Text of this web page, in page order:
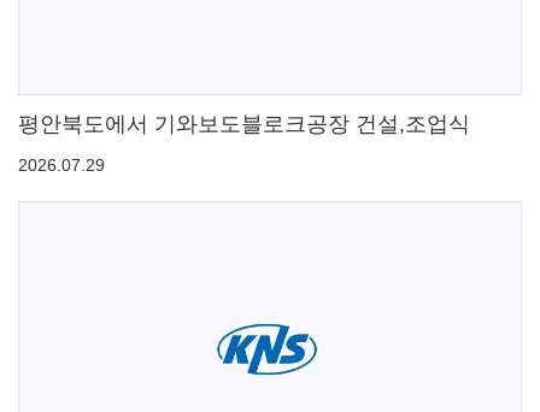
평안북도에서 기와보도블로크공장 건설,조업식
2026.07.29